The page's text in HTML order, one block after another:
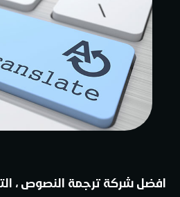
افضل شركة ترجمة النصوص ،